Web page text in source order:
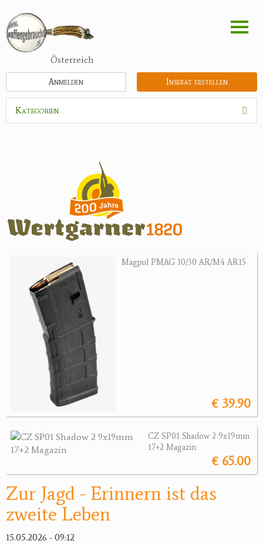
zum
Inhalt
Österreich
Inserat erstellen
Anmelden
Kategorien
Zubehör
Jagdangebote
Jagdreviere
Bücher, Videos
Antikes
Geschenke
Reviereinrichtungen
Magpul PMAG 10/30 AR/M4 AR15
€ 39.90
CZ SP01 Shadow 2 9x19mm
17+2 Magazin
€ 65.00
Zur Jagd - Erinnern ist das
zweite Leben
15.05.2026 - 09:12